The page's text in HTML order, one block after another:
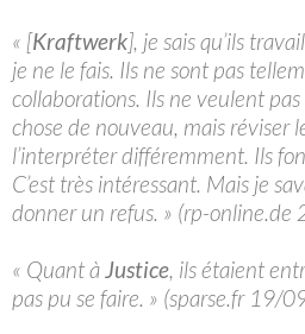
« [Kraftwerk], je sais qu’ils
je ne le fais. Ils ne sont pas
collaborations. Ils ne veulent
chose de nouveau, mais réviser
l’interpréter différemment. Ils
C’est très intéressant. Mais je
donner un refus. » (rp-
« Quant àJustice, ils étaient
pas pu se faire. » (sparse.fr 19/